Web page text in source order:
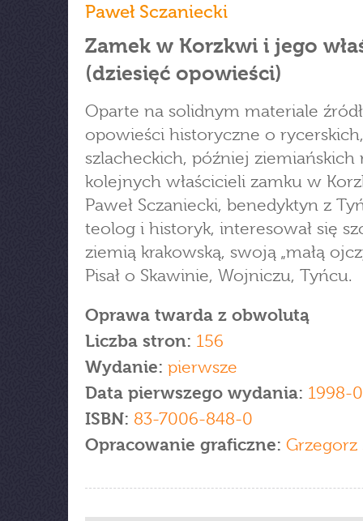
Paweł Sczaniecki
Zamek w Korzkwi i jego
(dziesięć opowieści)
Oparte na solidnym materiale
opowieści historyczne o rycerskich,
szlacheckich, później ziemiańskich
kolejnych właścicieli zamku w
Paweł Sczaniecki, benedyktyn z
teolog i historyk, interesował się
ziemią krakowską, swoją „małą
Pisał o Skawinie, Wojniczu, Tyńcu.
Oprawa twarda z obwolutą
Liczba stron: 156
Wydanie: pierwsze
Data pierwszego wydania: 1998-
ISBN: 83-7006-848-0
Opracowanie graficzne: Grzegorz